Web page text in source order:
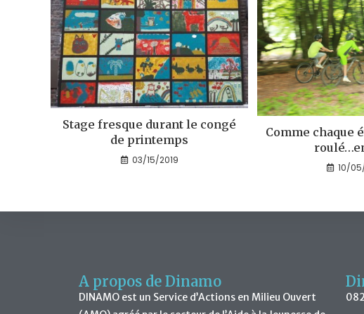
Stage fresque durant le congé
de printemps
03/15/2019
Comme chaque
10/
A propos de Dinamo
DINAMO est un Service d’Actions en Milieu Ouvert